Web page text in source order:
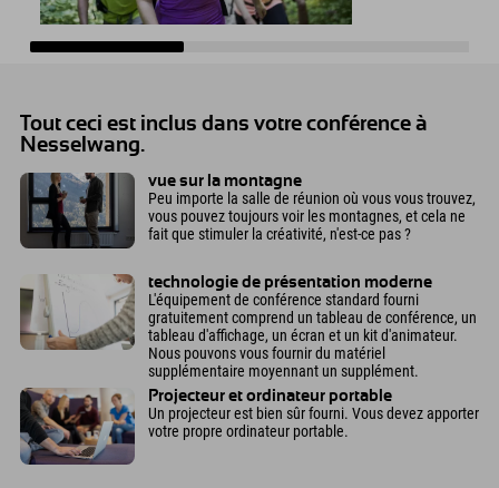
Tout ceci est inclus dans votre conférence à
Nesselwang.
vue sur la montagne
Peu importe la salle de réunion où vous vous trouvez,
vous pouvez toujours voir les montagnes, et cela ne
fait que stimuler la créativité, n'est-ce pas ?
technologie de présentation moderne
L'équipement de conférence standard fourni
gratuitement comprend un tableau de conférence, un
tableau d'affichage, un écran et un kit d'animateur.
Nous pouvons vous fournir du matériel
supplémentaire moyennant un supplément.
Projecteur et ordinateur portable
Un projecteur est bien sûr fourni. Vous devez apporter
votre propre ordinateur portable.